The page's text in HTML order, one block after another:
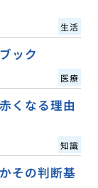
生活
ック
医療
くなる理由
知識
その判断基